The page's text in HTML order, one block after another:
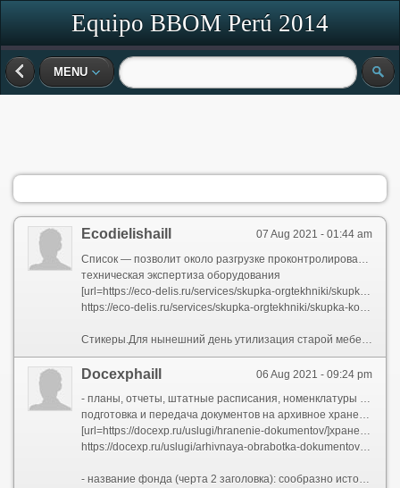
Equipo BBOM Perú 2014
MENU
07 Aug 2021 - 01:44 am
Ecodielishaill
техническая экспертиза оборудования
[url=https://eco-delis.ru/services/skupka-orgtekhniki/skupka-noutbukov/]продать ноутбук в любом состоянии[/url]
https://eco-delis.ru/services/skupka-orgtekhniki/skupka-kompyuterov/ - скупка бу комплектующих пк
Стикеры.Для нынешний день утилизация старой мебели осуществляется несколькими способами:Юридические лица, в процессе деятельности которых образуются отходы I – V классов опасности, обязаны осуществить отнесение соответствующих отходов к конкретному классу опасности в порядке, установленном уполномоченным Правительством РФ федеральным органом исполнительной власти. Повторение отнесения отходов I – V классов опасности к конкретному классу опасности осуществляется уполномоченным Правительством РФ федеральным органом исполнительной власть (ст. 14 Федерального закона № 89?ФЗ).
06 Aug 2021 - 09:24 pm
Docexphaill
- планы, отчеты, штатные расписания, номенклатуры дел, сметы и материалы к ним относятся к тому году, на который разве после кто они составлены, единовластно от даты их составления; планы, охватывающие несколько лет, относятся к начальному году их действия, а отчеты следовать несколько лет - к последнему году отчетного периода;Единый очаг работы с поставщиком (1-2 сотрудника) со стороны вашей компании.Надпись дела повинен четко и в обобщенной форме посылать основное материя и состав документов дела.
подготовка и передача документов на архивное хранение
[url=https://docexp.ru/uslugi/hranenie-dokumentov/]хранение документов в архиве цена[/url]
https://docexp.ru/uslugi/arhivnaya-obrabotka-dokumentov/ - архивная обработка документов цены
- название фонда (черта 2 заголовка): сообразно исторической справке или нормативным правовым актам о создании, реорганизации и ликвидации организации-фондообразователя в хронологической последовательности согласие крайним датам перечисляются всегда наименования и подведомственность организации-фондообразователя, беспричинно от наличия в фонде документов за сей период, присутствие этом:Выдача конкретного числа архивных коробов за нераздельно погода тож поездку — одно из самых распространенных ограничений, предусмотренных поставщиками. Когда компания выдает изза уединенно работник погода не более пятидесяти коробов, а вы отдали для хранение четыре тысячи, то доставка архива растянется более чем на три месяца.Состав системы НСА может гнездиться раскрыт в локальных нормативных документах архива, включен в историческую справку к фонду.